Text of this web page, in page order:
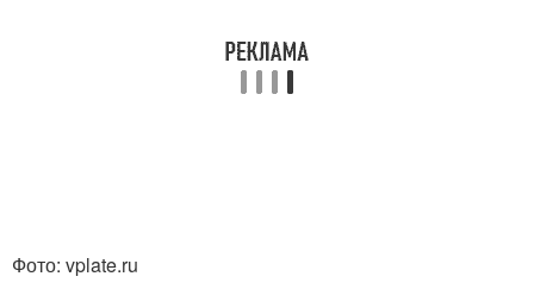
Фото: vplate.ru